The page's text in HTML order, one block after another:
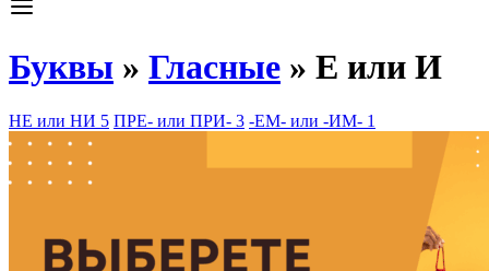
Буквы » Гласные » Е или И
НЕ или НИ 5 ПРЕ- или ПРИ- 3 -ЕМ- или -ИМ- 1